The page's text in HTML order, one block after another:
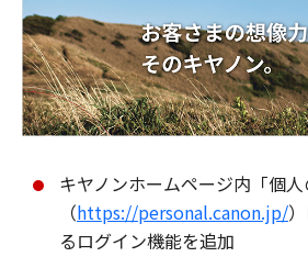
キヤノンホームページ内「個
（https://personal.canon.jp/
るログイン機能を追加